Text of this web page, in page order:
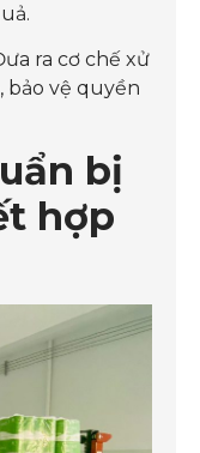
ra cơ chế xử
bảo vệ quyền
bị
hợp